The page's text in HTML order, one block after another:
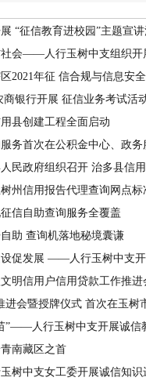
“征信教育进校园”主题宣
会——人行玉树中支组织开
2021年征 信合规与信息安
商银行开展 征信业务考试活
县创建工程全面启动
务首次在公积金中心、政务
民政府组织召开 治多县信
州信用报告代理查询网点标
信自助查询服务全覆盖
助 查询机落地秘境囊谦
设促发展 ——人行玉树中支
明信用户信用贷款工作推进
进会暨授牌仪式 首次在玉树
”——人行玉树中支开展诚信
南藏区之首
树中支女工委开展诚信知识